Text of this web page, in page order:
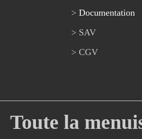
> Documentation
> SAV
> CGV
Toute la